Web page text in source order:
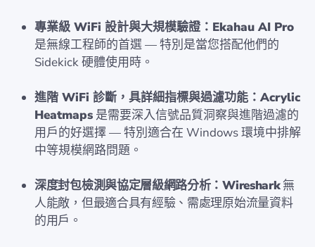
專業級 WiFi 設計與大規模驗證：Ekahau AI Pro
是無線工程師的首選 — 特別是當您搭配他們的
Sidekick 硬體使用時。
進階 WiFi 診斷，具詳細指標與過濾功能：Acrylic
Heatmaps是需要深入信號品質洞察與進階過濾的
用戶的好選擇 — 特別適合在 Windows 環境中排解
中等規模網路問題。
深度封包檢測與協定層級網路分析：Wireshark無
人能敵，但最適合具有經驗、需處理原始流量資料
的用戶。